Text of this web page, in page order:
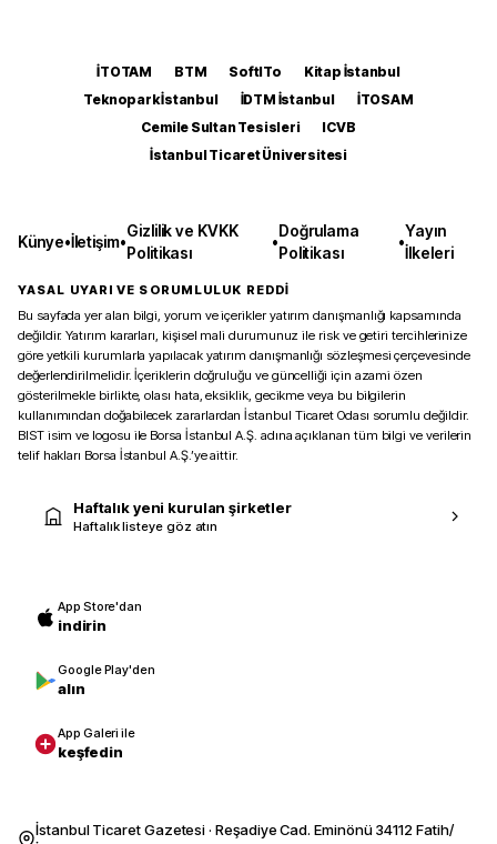
İTOTAM BTM SoftITo
Kitap İstanbul
Teknopark İstanbul
İDTM İstanbul
İTOSAM
Cemile Sultan Tesisleri
ICVB
İstanbul Ticaret Üniversitesi
Künye•İletişim•
Gizlilik ve KVKK
Politikası
•
Doğrulama
Politikası
•
Yayın
İlkeleri
YASAL UYARI VE SORUMLULUK REDDİ
Bu sayfada yer alan bilgi, yorum ve içerikler yatırım danışmanlığı kapsamında
değildir. Yatırım kararları, kişisel mali durumunuz ile risk ve getiri tercihlerinize
göre yetkili kurumlarla yapılacak yatırım danışmanlığı sözleşmesi çerçevesinde
değerlendirilmelidir. İçeriklerin doğruluğu ve güncelliği için azami özen
gösterilmekle birlikte, olası hata, eksiklik, gecikme veya bu bilgilerin
kullanımından doğabilecek zararlardan İstanbul Ticaret Odası sorumlu değildir.
BIST isim ve logosu ile Borsa İstanbul A.Ş. adına açıklanan tüm bilgi ve verilerin
telif hakları Borsa İstanbul A.Ş.’ye aittir.
Haftalık yeni kurulan şirketler
Haftalık listeye göz atın
App Store'dan
indirin
Google Play'den
alın
App Galeri ile
keşfedin
İstanbul Ticaret Gazetesi · Reşadiye Cad. Eminönü 34112 Fatih/